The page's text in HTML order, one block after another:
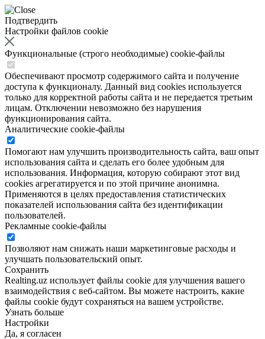
Подтвердить
Настройки файлов cookie
Функциональные (строго необходимые) cookie-файлы
Обеспечивают просмотр содержимого сайта и получение
доступа к функционалу. Данный вид cookies используется
только для корректной работы сайта и не передается третьим
лицам. Отключении невозможно без нарушения
функционирования сайта.
Аналитические cookie-файлы
Помогают нам улучшить производительность сайта, ваш опыт
использования сайта и сделать его более удобным для
использования. Информация, которую собирают этот вид
cookies агрегатируется и по этой причине анонимна.
Применяются в целях предоставления статистических
показателей использования сайта без идентификации
пользователей.
Рекламные cookie-файлы
Позволяют нам снижать наши маркетинговые расходы и
улучшать пользовательский опыт.
Сохранить
Realting.uz использует файлы cookie для улучшения вашего
взаимодействия с веб-сайтом. Вы можете настроить, какие
файлы cookie будут сохраняться на вашем устройстве.
Узнать больше
Настройки
Да, я согласен